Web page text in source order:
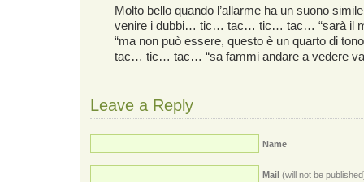
Molto bello quando l’allarme ha un suono
venire i dubbi… tic… tac… tic… tac… “sarà il
“ma non può essere, questo è un quarto di
tac… tic… tac… “sa fammi andare a vedere
Leave a Reply
Name
Mail (will not be